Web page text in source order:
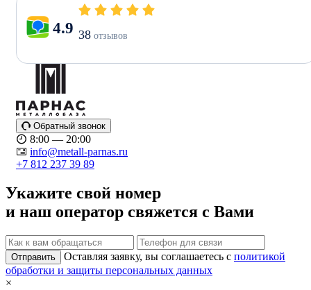
4.9 38 отзывов
Обратный звонок
8:00 — 20:00
info@metall-parnas.ru
+7 812 237 39 89
Укажите свой номер
и наш оператор свяжется с Вами
Отправить Оставляя заявку, вы соглашаетесь с политикой
обработки и защиты персональных данных
×